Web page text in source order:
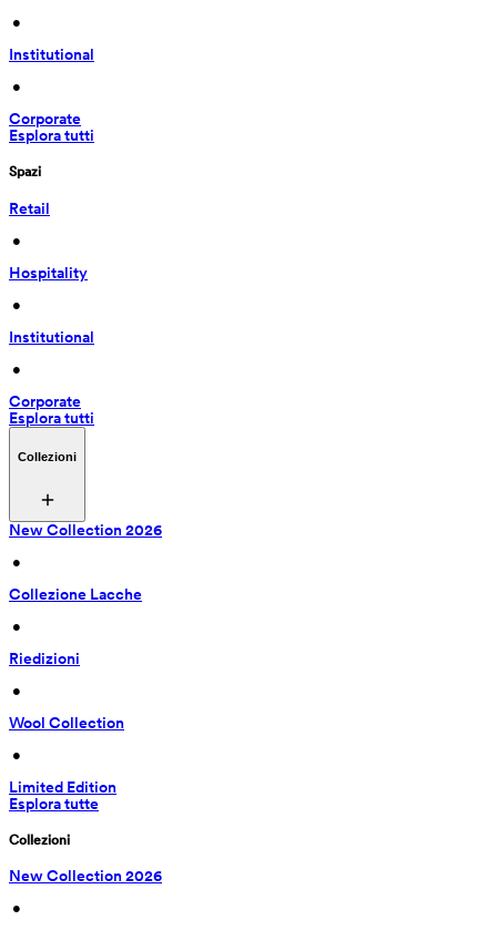
•
Institutional
•
Corporate
Esplora tutti
Spazi
Retail
•
Hospitality
•
Institutional
•
Corporate
Esplora tutti
Collezioni
New Collection 2026
•
Collezione Lacche
•
Riedizioni
•
Wool Collection
•
Limited Edition
Esplora tutte
Collezioni
New Collection 2026
•